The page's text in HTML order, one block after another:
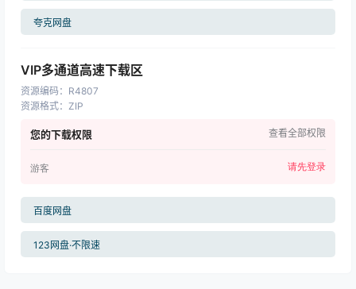
夸克网盘
VIP多通道高速下载区
资源编码： R4807
资源格式： ZIP
您的下载权限 查看全部权限
游客 请先登录
百度网盘
123网盘·不限速